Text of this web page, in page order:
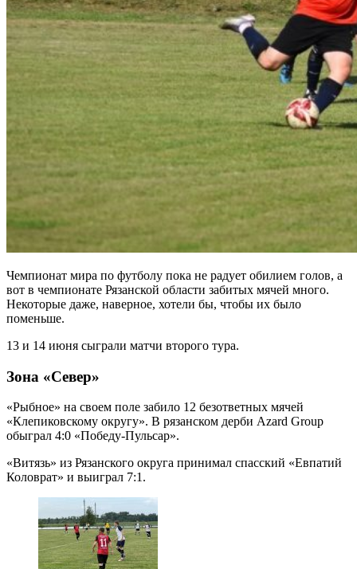
Чемпионат мира по футболу пока не радует обилием голов, а
вот в чемпионате Рязанской области забитых мячей много.
Некоторые даже, наверное, хотели бы, чтобы их было
поменьше.
13 и 14 июня сыграли матчи второго тура.
Зона «Север»
«Рыбное» на своем поле забило 12 безответных мячей
«Клепиковскому округу». В рязанском дерби Azard Group
обыграл 4:0 «Победу-Пульсар».
«Витязь» из Рязанского округа принимал спасский «Евпатий
Коловрат» и выиграл 7:1.